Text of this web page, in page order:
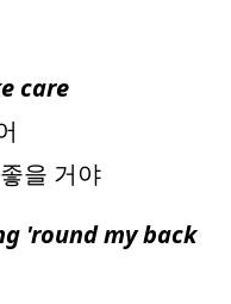
care
을 거야
'round my back